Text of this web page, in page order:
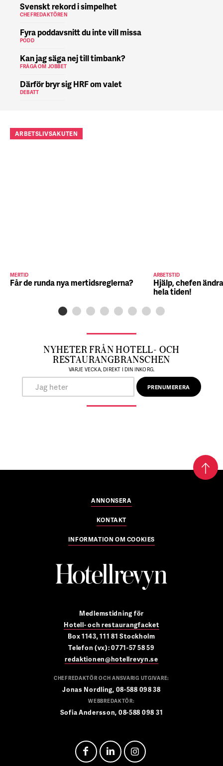
Svenskt rekord i simpelhet
CHEFREDAKTÖREN
Fyra poddavsnitt du inte vill missa
PODD
Kan jag säga nej till timbank?
FRÅGA OM JOBBET
Därför bryr sig HRF om valet
DEBATT
ARBETSLIVSAKUTEN
MERTID
Får de runda nya mertidsreglerna?
ARBETSTID
Hjälp, chefen
hela tiden!
NYHETER FRÅN HOTELL- OCH
RESTAURANGBRANSCHEN
VARJE VECKA, DIREKT I DIN INKORG.
ANNONSERA
KONTAKT
INFORMATION OM COOKIES
Medlemstidning för
Hotell- och restaurangfacket
Box 1143, 111 81 Stockholm
Telefon (vx): 0771-57 58 59
redaktionen@hotellrevyn.se
CHEFREDAKTÖR OCH ANSVARIG UTGIVARE:
Jonas Nordling, 08-588 098 38
WEBBREDAKTÖR:
Sofia Andersson, 08-588 098 31